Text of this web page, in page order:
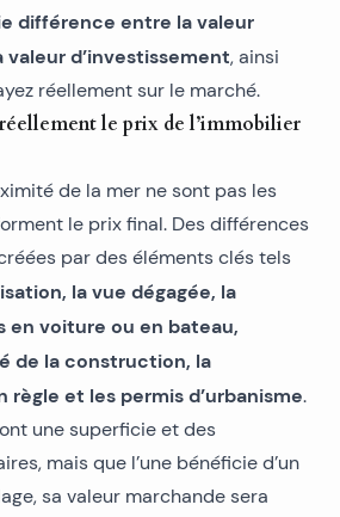
différence entre la valeur
d’investissement, ainsi
réellement sur le marché.
le prix de l’immobilier
de la mer ne sont pas les
le prix final. Des différences
par des éléments clés tels
la vue dégagée, la
en voiture ou en bateau,
de la construction, la
et les permis d’urbanisme.
une superficie et des
mais que l’une bénéficie d’un
sa valeur marchande sera